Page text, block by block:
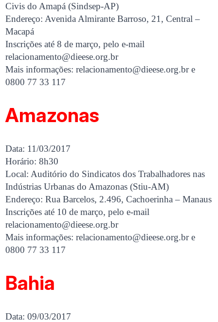
Civis do Amapá (Sindsep-AP)
Endereço: Avenida Almirante Barroso, 21, Central –
Macapá
Inscrições até 8 de março, pelo e-mail
relacionamento@dieese.org.br
Mais informações:relacionamento@dieese.org.bre
0800 77 33 117
Amazonas
Data: 11/03/2017
Horário: 8h30
Local: Auditório do Sindicatos dos Trabalhadores nas
Indústrias Urbanas do Amazonas (Stiu-AM)
Endereço: Rua Barcelos, 2.496, Cachoerinha – Manaus
Inscrições até 10 de março, pelo e-mail
relacionamento@dieese.org.br
Mais informações:relacionamento@dieese.org.bre
0800 77 33 117
Bahia
Data: 09/03/2017